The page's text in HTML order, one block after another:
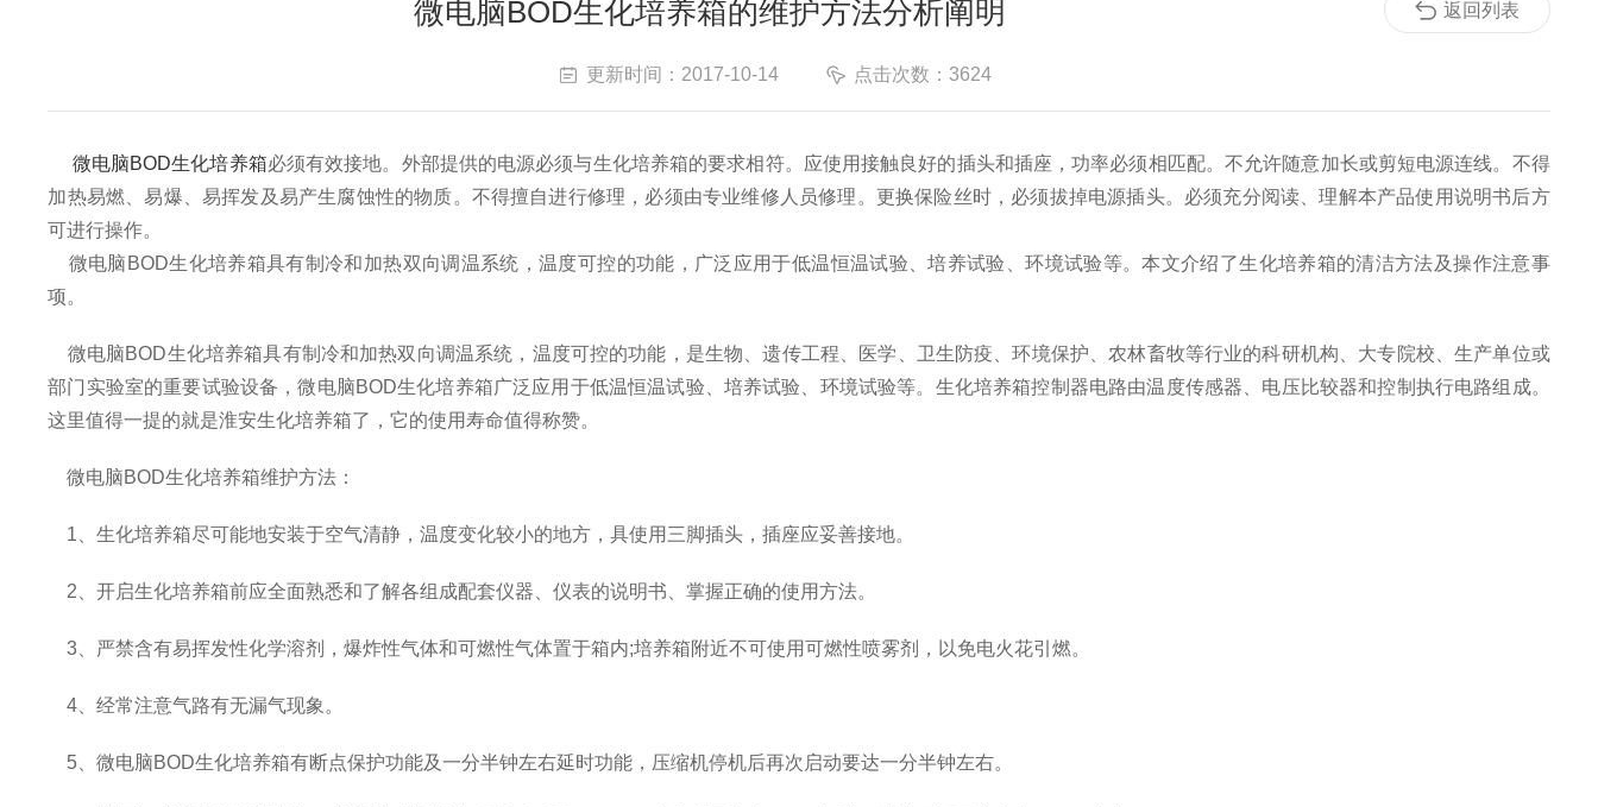
微电脑BOD生化培养箱的维护方法分析阐明
更新时间：2017-10-14 点击次数：3624
微电脑BOD生化培养箱必须有效接地。外部提供的电源必须与生化培养箱的要求相符。应使用接触良好的插头和插座，功率必须相匹配。不允许随意加长或剪短电源连线。不得
加热易燃、易爆、易挥发及易产生腐蚀性的物质。不得擅自进行修理，必须由专业维修人员修理。更换保险丝时，必须拔掉电源插头。必须充分阅读、理解本产品使用说明书后方
可进行操作。
微电脑BOD生化培养箱具有制冷和加热双向调温系统，温度可控的功能，广泛应用于低温恒温试验、培养试验、环境试验等。本文介绍了生化培养箱的清洁方法及操作注意事
项。
微电脑BOD生化培养箱具有制冷和加热双向调温系统，温度可控的功能，是生物、遗传工程、医学、卫生防疫、环境保护、农林畜牧等行业的科研机构、大专院校、生产单位或
部门实验室的重要试验设备，微电脑BOD生化培养箱广泛应用于低温恒温试验、培养试验、环境试验等。生化培养箱控制器电路由温度传感器、电压比较器和控制执行电路组成。
这里值得一提的就是淮安生化培养箱了，它的使用寿命值得称赞。
微电脑BOD生化培养箱维护方法：
1、生化培养箱尽可能地安装于空气清静，温度变化较小的地方，具使用三脚插头，插座应妥善接地。
2、开启生化培养箱前应全面熟悉和了解各组成配套仪器、仪表的说明书、掌握正确的使用方法。
3、严禁含有易挥发性化学溶剂，爆炸性气体和可燃性气体置于箱内;培养箱附近不可使用可燃性喷雾剂，以免电火花引燃。
4、经常注意气路有无漏气现象。
5、微电脑BOD生化培养箱有断点保护功能及一分半钟左右延时功能，压缩机停机后再次启动要达一分半钟左右。
返回列表